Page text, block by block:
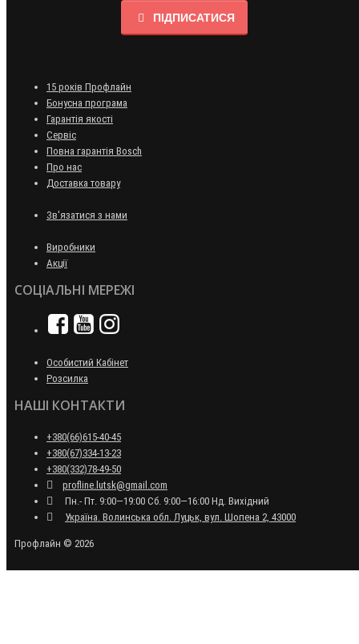
ПІДПИСАТИСЯ
15 років Профлайн
Бонусна програма
Гарантія якості
Сервіс
Повна гарантія Bosch
Про нас
Доставка товару
Зв'язатися з нами
Виробники
Акції
СОЦІАЛЬНІ МЕРЕЖІ
Особистий Кабінет
Розсилка
НАШІ КОНТАКТИ
+380(66)615-40-45
+380(67)334-13-23
+380(332)78-49-50
profline.lutsk@gmail.com
Пн.- Пт. 9:00—19:00 Сб. 9:00—16:00 Нд. Вихідний
Україна. Волинська обл. Луцьк, вул. Шопена 2, 43000
Профлайн © 2026